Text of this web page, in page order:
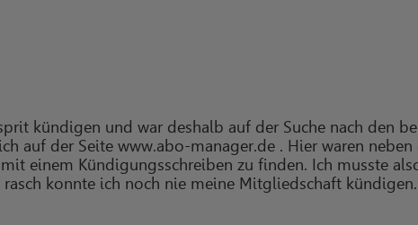
kündigen und war deshalb auf der Suche nach den
auf der Seite www.abo-manager.de . Hier waren
einem Kündigungsschreiben zu finden. Ich musste
rasch konnte ich noch nie meine Mitgliedschaft kündigen.